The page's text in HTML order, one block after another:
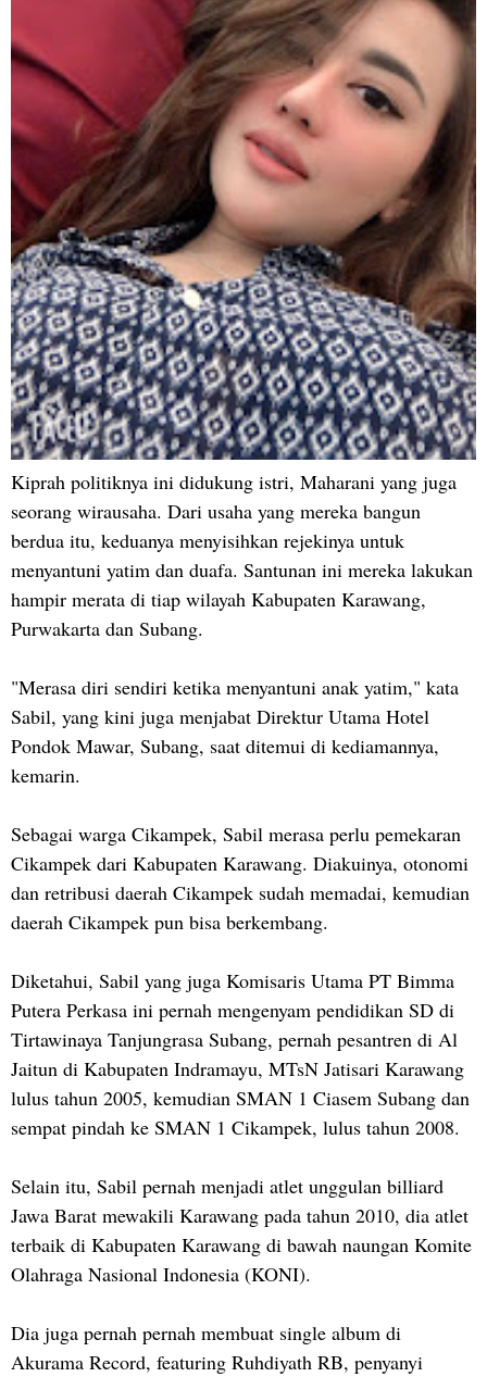
Kiprah politiknya ini didukung istri, Maharani yang juga
seorang wirausaha. Dari usaha yang mereka bangun
berdua itu, keduanya menyisihkan rejekinya untuk
menyantuni yatim dan duafa. Santunan ini mereka lakukan
hampir merata di tiap wilayah Kabupaten Karawang,
Purwakarta dan Subang.
"Merasa diri sendiri ketika menyantuni anak yatim," kata
Sabil, yang kini juga menjabat Direktur Utama Hotel
Pondok Mawar, Subang, saat ditemui di kediamannya,
kemarin.
Sebagai warga Cikampek, Sabil merasa perlu pemekaran
Cikampek dari Kabupaten Karawang. Diakuinya, otonomi
dan retribusi daerah Cikampek sudah memadai, kemudian
daerah Cikampek pun bisa berkembang.
Diketahui, Sabil yang juga Komisaris Utama PT Bimma
Putera Perkasa ini pernah mengenyam pendidikan SD di
Tirtawinaya Tanjungrasa Subang, pernah pesantren di Al
Jaitun di Kabupaten Indramayu, MTsN Jatisari Karawang
lulus tahun 2005, kemudian SMAN 1 Ciasem Subang dan
sempat pindah ke SMAN 1 Cikampek, lulus tahun 2008.
Selain itu, Sabil pernah menjadi atlet unggulan billiard
Jawa Barat mewakili Karawang pada tahun 2010, dia atlet
terbaik di Kabupaten Karawang di bawah naungan Komite
Olahraga Nasional Indonesia (KONI).
Dia juga pernah pernah membuat single album di
Akurama Record, featuring Ruhdiyath RB, penyanyi